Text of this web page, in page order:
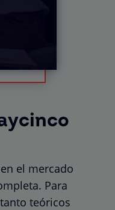
el mercado
Para
teóricos